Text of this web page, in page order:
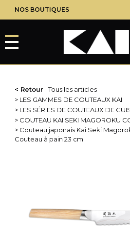
principal
NOS BOUTIQUES
Retour
Tous les articles
LES GAMMES DE COUTEAUX KAI
LES SÉRIES DE COUTEAUX DE
COUTEAU KAI SEKI MAGOROKU
Couteau japonais Kai Seki
Couteau à pain 23 cm